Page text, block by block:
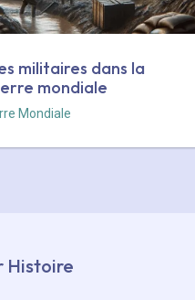
militaires dans la
mondiale
Mondiale
Histoire